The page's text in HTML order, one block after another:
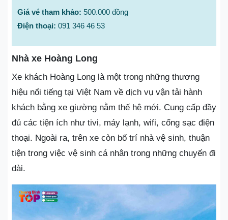
Giá vé tham khảo: 500.000 đồng
Điện thoại: 091 346 46 53
Nhà xe Hoàng Long
Xe khách Hoàng Long là một trong những thương
hiệu nổi tiếng tại Việt Nam về dịch vụ vận tải hành
khách bằng xe giường nằm thế hệ mới. Cung cấp đầy
đủ các tiện ích như tivi, máy lạnh, wifi, cổng sạc điện
thoại. Ngoài ra, trên xe còn bố trí nhà vệ sinh, thuận
tiện trong việc vệ sinh cá nhân trong những chuyến đi
dài.